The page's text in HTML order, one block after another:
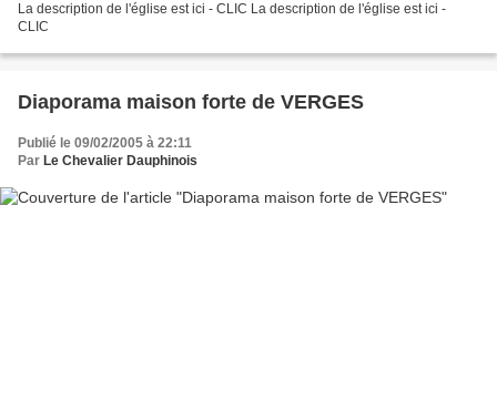
La description de l'église est ici - CLIC La description de l'église est ici -
CLIC
Diaporama maison forte de VERGES
Publié le 09/02/2005 à 22:11
Par Le Chevalier Dauphinois